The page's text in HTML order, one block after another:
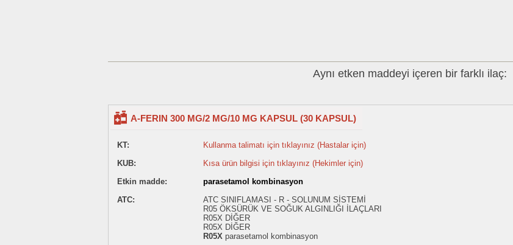
Aynı etken maddeyi içeren bir farklı ilaç:
A-FERIN 300 MG/2 MG/10 MG KAPSUL (30 KAPSUL)
KT:
Kullanma talimatı için tıklayınız (Hastalar için)
KUB:
Kısa ürün bilgisi için tıklayınız (Hekimler için)
Etkin madde:
parasetamol kombinasyon
ATC:
ATC SINIFLAMASI - R - SOLUNUM SİSTEMİ
R05 ÖKSÜRÜK VE SOĞUK ALGINLIĞI İLAÇLARI
R05X DİĞER
R05X DİĞER
R05X parasetamol kombinasyon